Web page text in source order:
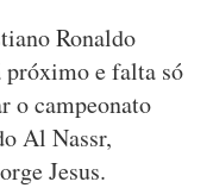
Ronaldo
próximo e falta só
o campeonato
Al Nassr,
Jesus.